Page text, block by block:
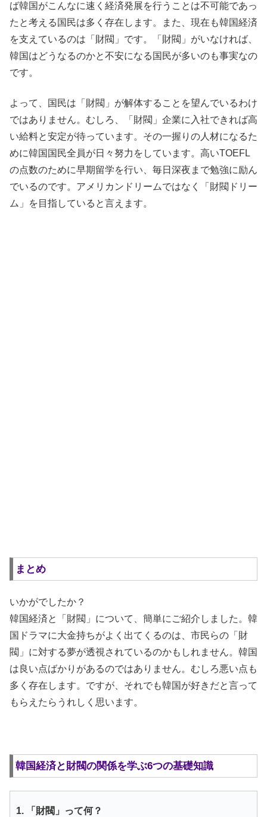
ば韓国がこんなに速く経済発展を行うことは不可能であっ
たと考える国民は多く存在します。また、現在も韓国経済
を支えているのは「財閥」です。「財閥」がいなければ、
韓国はどうなるのかと不安になる国民が多いのも事実なの
です。
よって、国民は「財閥」が解体することを望んでいるわけ
ではありません。むしろ、「財閥」企業に入社できれば高
い給料と安定が待っています。その一握りの人材になるた
めに韓国国民全員が日々努力をしています。高いTOEFL
の点数のために早期留学を行い、毎日深夜まで勉強に励ん
でいるのです。アメリカンドリームではなく「財閥ドリー
ム」を目指していると言えます。
まとめ
いかがでしたか？
韓国経済と「財閥」について、簡単にご紹介しました。韓
国ドラマに大金持ちがよく出てくるのは、市民らの「財
閥」に対する夢が透視されているのかもしれません。韓国
は良い点ばかりがあるのではありません。むしろ悪い点も
多く存在します。ですが、それでも韓国が好きだと言って
もらえたらうれしく思います。
韓国経済と財閥の関係を学ぶ6つの基礎知識
1. 「財閥」って何？